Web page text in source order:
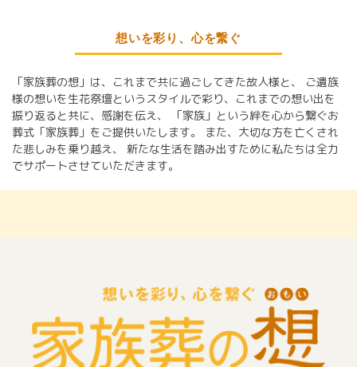
想いを彩り、心を繋ぐ
「家族葬の想」は、これまで共に過ごしてきた故人様と、
ご遺族
様の想いを生花祭壇というスタイルで彩り、これまでの想い出を
振り返ると共に、感謝を伝え、
「家族」という絆を心から繋ぐお
葬式「家族葬」をご提供いたします。
また、大切な方を亡くされ
た悲しみを乗り越え、
新たな生活を踏み出すために私たちは全力
でサポートさせていただきます。